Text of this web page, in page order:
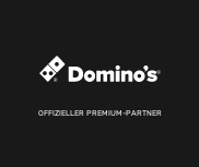
OFFIZIELLER PREMIUM-PARTNER